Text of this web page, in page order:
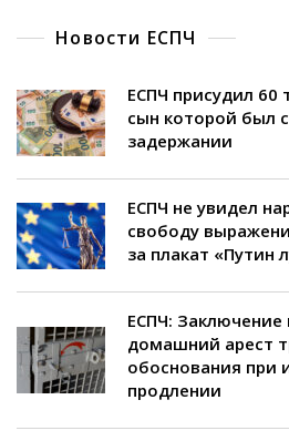
Новости ЕСПЧ
ЕСПЧ присудил
сын которой был
задержании
ЕСПЧ не увидел
свободу
за плакат «Путин
ЕСПЧ: Заключение
домашний арест
обоснования при
продлении